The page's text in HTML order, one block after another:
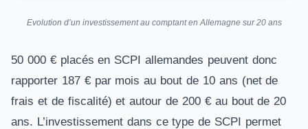
Evolution d’un investissement au comptant en Allemagne sur 20 ans
50 000 € placés en SCPI allemandes peuvent donc
rapporter 187 € par mois au bout de 10 ans (net de
frais et de fiscalité) et autour de 200 € au bout de 20
ans. L’investissement dans ce type de SCPI permet